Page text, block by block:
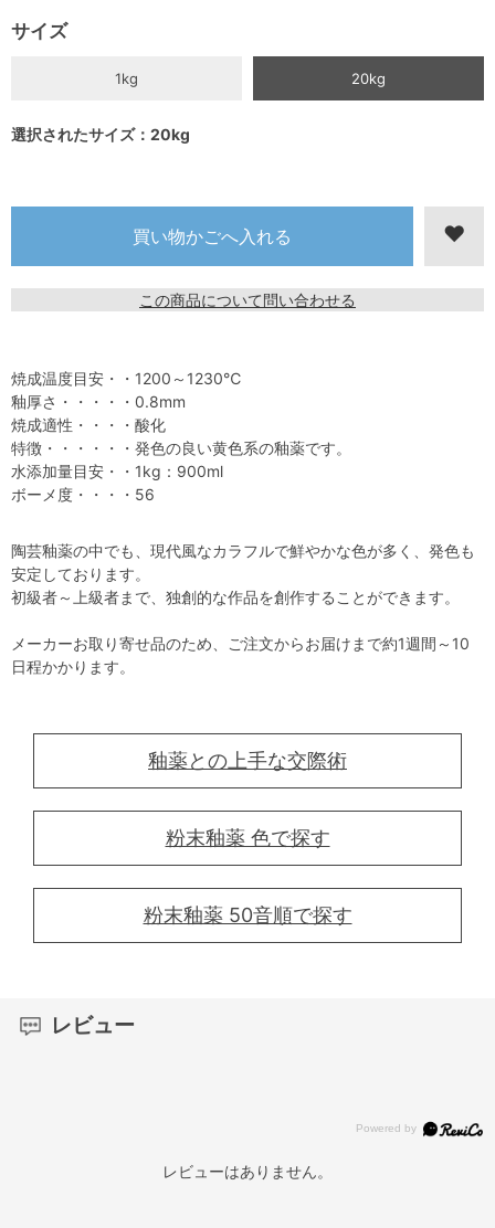
サイズ
1kg 20kg
選択されたサイズ：20kg
この商品について問い合わせる
焼成温度目安・・1200～1230℃
釉厚さ・・・・・0.8mm
焼成適性・・・・酸化
特徴・・・・・・発色の良い黄色系の釉薬です。
水添加量目安・・1kg：900ml
ボーメ度・・・・56
陶芸釉薬の中でも、現代風なカラフルで鮮やかな色が多く、発色も
安定しております。
初級者～上級者まで、独創的な作品を創作することができます。
メーカーお取り寄せ品のため、ご注文からお届けまで約1週間～10
日程かかります。
釉薬との上手な交際術
粉末釉薬 色で探す
粉末釉薬 50音順で探す
レビュー
レビューはありません。